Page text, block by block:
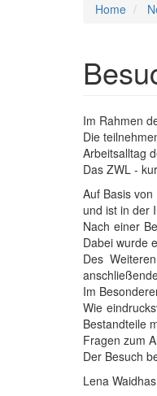
Home
Textkörper
Im Rahmen
Die
Arbeitsalltag
Das ZWL -
Auf Basis
und ist in der
Nach einer
Dabei wurde
Des
Im
Wie
Bestandteile
Fragen zum
Der Besuch
Lena